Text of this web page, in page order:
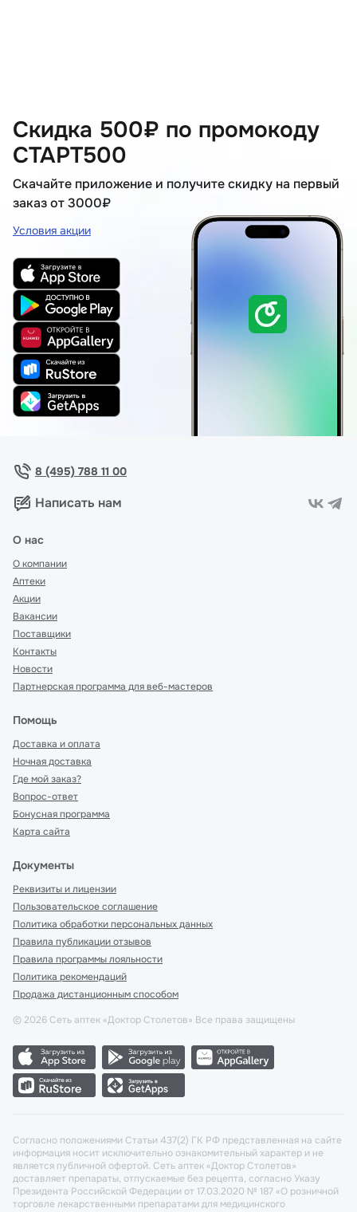
Скидка 500₽ по промокоду
СТАРТ500
Скачайте приложение и получите скидку на первый
заказ от 3000₽
Условия акции
8 (495) 788 11 00
Написать нам
О нас
О компании
Аптеки
Акции
Вакансии
Поставщики
Контакты
Новости
Партнерская программа для веб-мастеров
Помощь
Доставка и оплата
Ночная доставка
Где мой заказ?
Вопрос-ответ
Бонусная программа
Карта сайта
Документы
Реквизиты и лицензии
Пользовательское соглашение
Политика обработки персональных данных
Правила публикации отзывов
Правила программы лояльности
Политика рекомендаций
Продажа дистанционным способом
© 2026 Сеть аптек «Доктор Столетов» Все права защищены
Согласно положениями Статьи 437(2) ГК РФ представленная на сайте
информация носит исключительно ознакомительный характер и не
является публичной офертой. Сеть аптек «Доктор Столетов»
доставляет препараты, отпускаемые без рецепта, согласно Указу
Президента Российской Федерации от 17.03.2020 № 187 «О розничной
торговле лекарственными препаратами для медицинского